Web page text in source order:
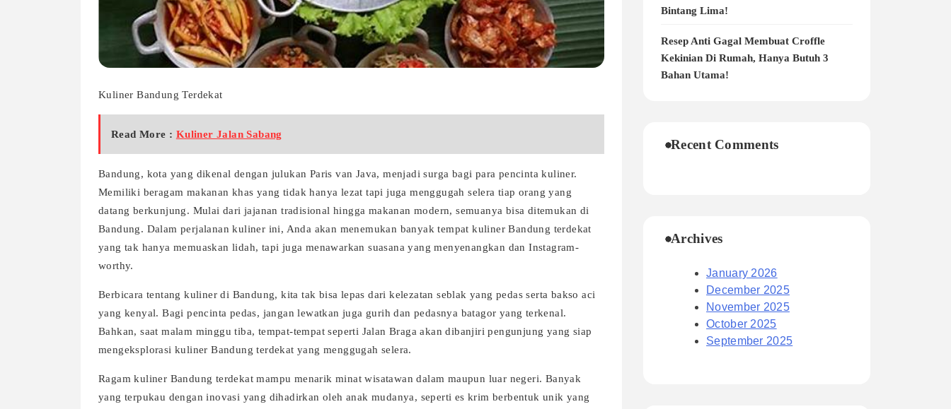
Kuliner Bandung Terdekat
Read More : Kuliner Jalan Sabang
Bandung, kota yang dikenal dengan julukan Paris van Java, menjadi surga bagi para pencinta kuliner.
Memiliki beragam makanan khas yang tidak hanya lezat tapi juga menggugah selera tiap orang yang
datang berkunjung. Mulai dari jajanan tradisional hingga makanan modern, semuanya bisa ditemukan di
Bandung. Dalam perjalanan kuliner ini, Anda akan menemukan banyak tempat kuliner Bandung terdekat
yang tak hanya memuaskan lidah, tapi juga menawarkan suasana yang menyenangkan dan Instagram-
worthy.
Berbicara tentang kuliner di Bandung, kita tak bisa lepas dari kelezatan seblak yang pedas serta bakso aci
yang kenyal. Bagi pencinta pedas, jangan lewatkan juga gurih dan pedasnya batagor yang terkenal.
Bahkan, saat malam minggu tiba, tempat-tempat seperti Jalan Braga akan dibanjiri pengunjung yang siap
mengeksplorasi kuliner Bandung terdekat yang menggugah selera.
Ragam kuliner Bandung terdekat mampu menarik minat wisatawan dalam maupun luar negeri. Banyak
yang terpukau dengan inovasi yang dihadirkan oleh anak mudanya, seperti es krim berbentuk unik yang
Bintang Lima!
Resep Anti Gagal Membuat Croffle
Kekinian Di Rumah, Hanya Butuh 3
Bahan Utama!
Recent Comments
Archives
January 2026
December 2025
November 2025
October 2025
September 2025